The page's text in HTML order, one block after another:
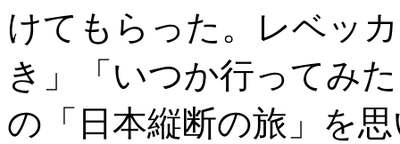
けてもらった。レベッ
き」「いつか行ってみ
の「日本縦断の旅」を